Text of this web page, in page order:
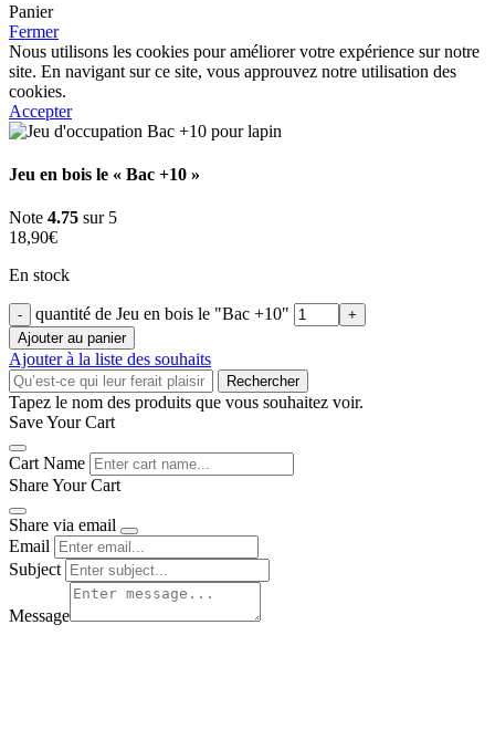
Panier
Fermer
Nous utilisons les cookies pour améliorer votre expérience sur notre
site. En navigant sur ce site, vous approuvez notre utilisation des
cookies.
Accepter
Jeu en bois le « Bac +10 »
Note 4.75 sur 5
18,90€
En stock
quantité de Jeu en bois le "Bac +10"
Ajouter au panier
Ajouter à la liste des souhaits
Rechercher
Tapez le nom des produits que vous souhaitez voir.
Save Your Cart
Cart Name
Share Your Cart
Share via email
Email
Subject
Message